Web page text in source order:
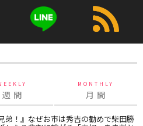
週 間
MONTHLY
月 間
弟！』なぜお市は秀吉の勧めで柴田勝